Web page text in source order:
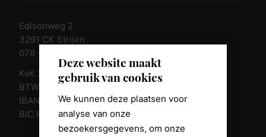
Deze website maakt
gebruik van cookies
We kunnen deze plaatsen voor
analyse van onze
bezoekersgegevens, om onze
Edisonweg 2
3291 CK Strijen
078 - 674 84 85
KvK 23011135
BTW nr. NL 805098938.B.01
IBAN NL10 RABO 0361 8039 58
BIC RABONL2U